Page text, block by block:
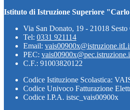
Istituto di Istruzione Superiore
Via San Donato, 19 - 21018
Tel: 0331 921114
Email: vais00900x@istruzione.it
PEC:
C.F.: 91003820122
Codice Istituzione Scolastica:
Codice Univoco Fatturazione
Codice I.P.A. istsc_vais00900x